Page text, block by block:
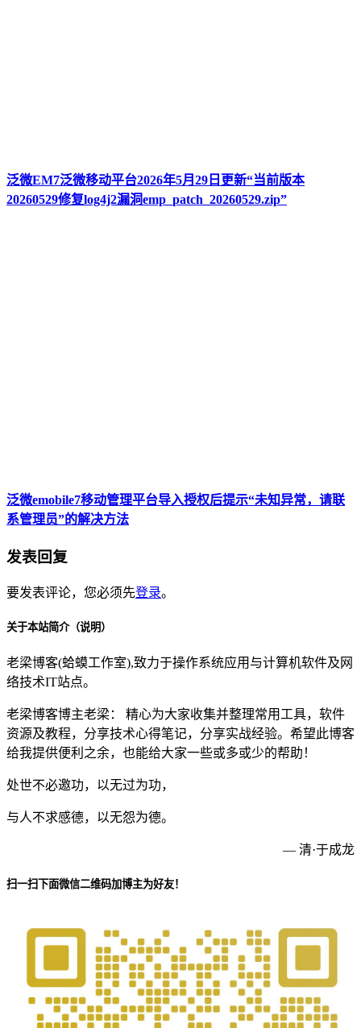
泛微EM7泛微移动平台2026年5月29日更新“当前版本
20260529修复log4j2漏洞emp_patch_20260529.zip”
泛微emobile7移动管理平台导入授权后提示“未知异常，请联
系管理员”的解决方法
发表回复
要发表评论，您必须先登录。
关于本站简介（说明）
老梁博客(蛤蟆工作室),致力于操作系统应用与计算机软件及网
络技术IT站点。
老梁博客博主老梁： 精心为大家收集并整理常用工具，软件
资源及教程，分享技术心得笔记，分享实战经验。希望此博客
给我提供便利之余，也能给大家一些或多或少的帮助！
处世不必邀功，以无过为功，
与人不求感德，以无怨为德。
— 清·于成龙
扫一扫下面微信二维码加博主为好友！